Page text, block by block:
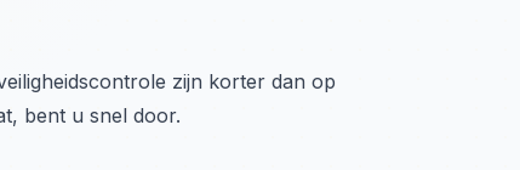
zijn korter dan op
bent u snel door.